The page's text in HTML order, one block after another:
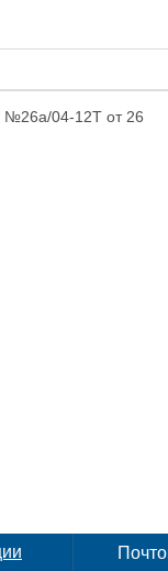
№26а/04-12Т от 26